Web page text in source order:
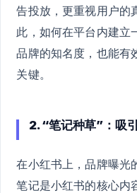
告投放，更重视用户的
此，如何在平台内建立
品牌的知名度，也能有
关键。
2. “笔记种草”：吸
在小红书上，品牌曝光
笔记是小红书的核心内